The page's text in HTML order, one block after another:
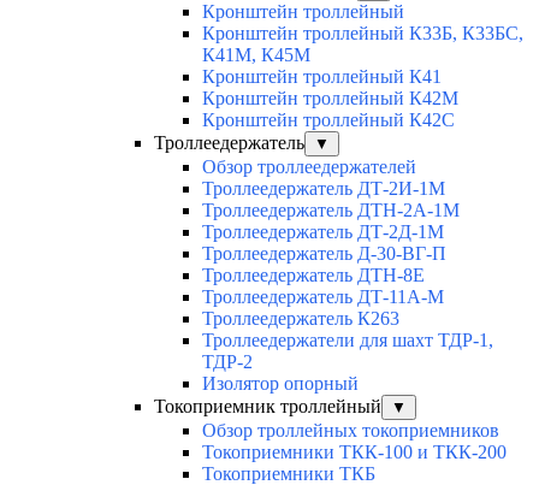
Кронштейн троллейный
Кронштейн троллейный К33Б, К33БС,
К41М, К45М
Кронштейн троллейный К41
Кронштейн троллейный К42М
Кронштейн троллейный К42С
Троллеедержатель
▼
Обзор троллеедержателей
Троллеедержатель ДТ-2И-1М
Троллеедержатель ДТН-2А-1М
Троллеедержатель ДТ-2Д-1М
Троллеедержатель Д-30-ВГ-П
Троллеедержатель ДТН-8Е
Троллеедержатель ДТ-11А-М
Троллеедержатель К263
Троллеедержатели для шахт ТДР-1,
ТДР-2
Изолятор опорный
Токоприемник троллейный
▼
Обзор троллейных токоприемников
Токоприемники ТКК-100 и ТКК-200
Токоприемники ТКБ